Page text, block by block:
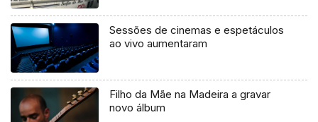
Sessões de cinemas e espetáculos
ao vivo aumentaram
Filho da Mãe na Madeira a gravar
novo álbum